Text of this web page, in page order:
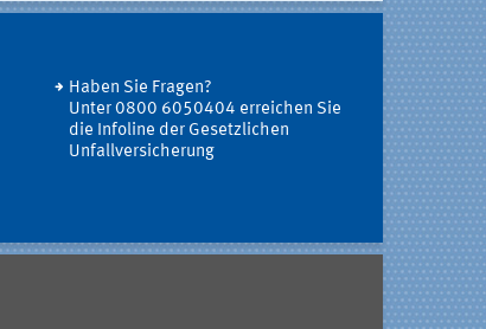
Haben Sie Fragen?
Unter 0800 6050404 erreichen Sie
die Infoline der Gesetzlichen
Unfallversicherung